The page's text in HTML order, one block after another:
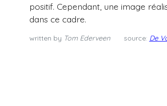
positif. Cependant, une image
dans ce cadre.
written by Tom Ederveen source: De